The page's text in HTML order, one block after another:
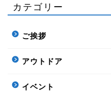
カテゴリー
ご挨拶
アウトドア
イベント